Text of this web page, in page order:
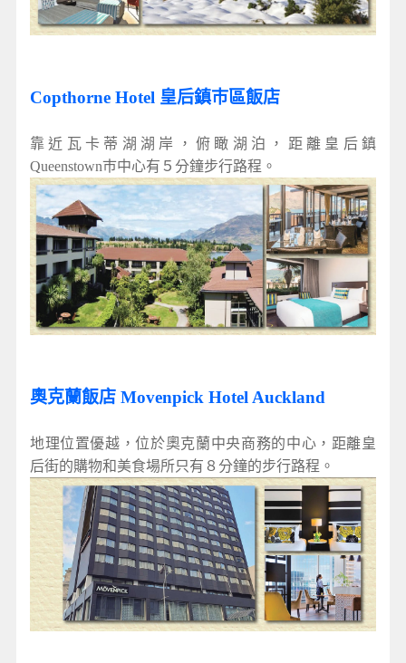
Copthorne Hotel 皇后鎮巿區飯店
靠近瓦卡蒂湖湖岸，俯瞰湖泊，距離皇后鎮
Queenstown巿中心有５分鐘步行路程。
奧克蘭飯店 Movenpick Hotel Auckland
地理位置優越，位於奧克蘭中央商務的中心，距離皇
后街的購物和美食場所只有８分鐘的步行路程。